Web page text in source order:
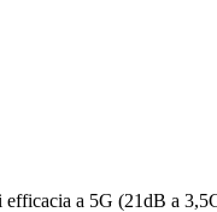
efficacia a 5G (21dB a